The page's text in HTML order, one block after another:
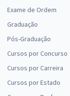
Exame de Ordem
Graduação
Pós-Graduação
Cursos por Concurso
Cursos por Carreira
Cursos por Estado